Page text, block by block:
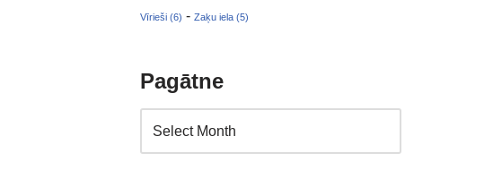
Vīrieši (6) - Zaķu iela (5)
Pagātne